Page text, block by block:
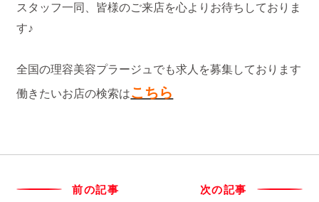
スタッフ一同、皆様のご来店を心よりお待ちしておりま
す♪
全国の理容美容プラージュでも求人を募集しております
働きたいお店の検索はこちら
前の記事 次の記事